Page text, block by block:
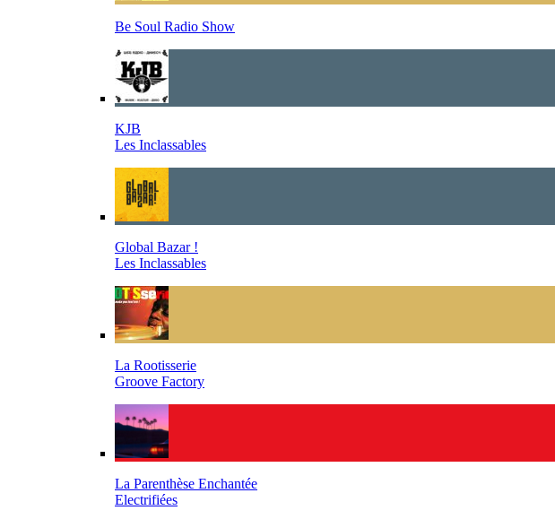
Be Soul Radio Show
KJB
Les Inclassables
Global Bazar !
Les Inclassables
La Rootisserie
Groove Factory
La Parenthèse Enchantée
Electrifiées